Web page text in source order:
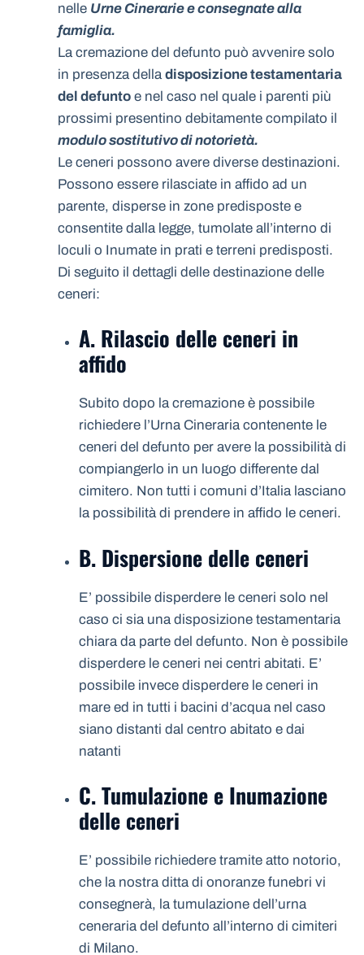
nelle Urne Cinerarie e consegnate alla
famiglia.
La cremazione del defunto può avvenire solo
in presenza delladisposizione testamentaria
del defunto e nel caso nel quale i parenti più
prossimi presentino debitamente compilato il
modulo sostitutivo di notorietà.
Le ceneri possono avere diverse destinazioni.
Possono essere rilasciate in affido ad un
parente, disperse in zone predisposte e
consentite dalla legge, tumolate all’interno di
loculi o Inumate in prati e terreni predisposti.
Di seguito il dettagli delle destinazione delle
ceneri:
A. Rilascio delle ceneri in
affido
Subito dopo la cremazione è possibile
richiedere l’Urna Cineraria contenente le
ceneri del defunto per avere la possibilità di
compiangerlo in un luogo differente dal
cimitero. Non tutti i comuni d’Italia lasciano
la possibilità di prendere in affido le ceneri.
B. Dispersione delle ceneri
E’ possibile disperdere le ceneri solo nel
caso ci sia una disposizione testamentaria
chiara da parte del defunto. Non è possibile
disperdere le ceneri nei centri abitati. E’
possibile invece disperdere le ceneri in
mare ed in tutti i bacini d’acqua nel caso
siano distanti dal centro abitato e dai
natanti
C. Tumulazione e Inumazione
delle ceneri
E’ possibile richiedere tramite atto notorio,
che la nostra ditta di onoranze funebri vi
consegnerà, la tumulazione dell’urna
ceneraria del defunto all’interno di cimiteri
di Milano.